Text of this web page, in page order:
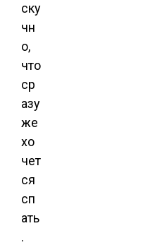
ску
чн
о,
что
ср
азу
же
хо
чет
ся
сп
ать
.